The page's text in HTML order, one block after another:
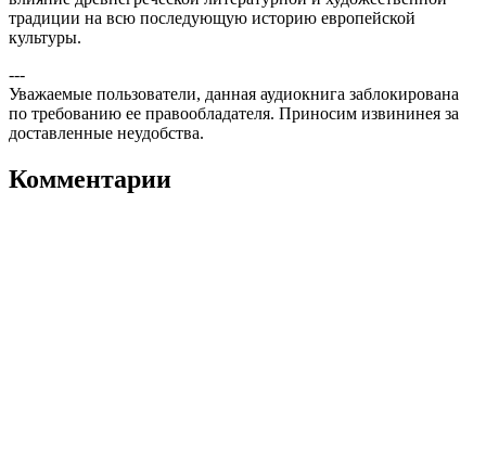
традиции на всю последующую историю европейской
культуры.
---
Уважаемые пользователи, данная аудиокнига заблокирована
по требованию ее правообладателя. Приносим извининея за
доставленные неудобства.
Комментарии